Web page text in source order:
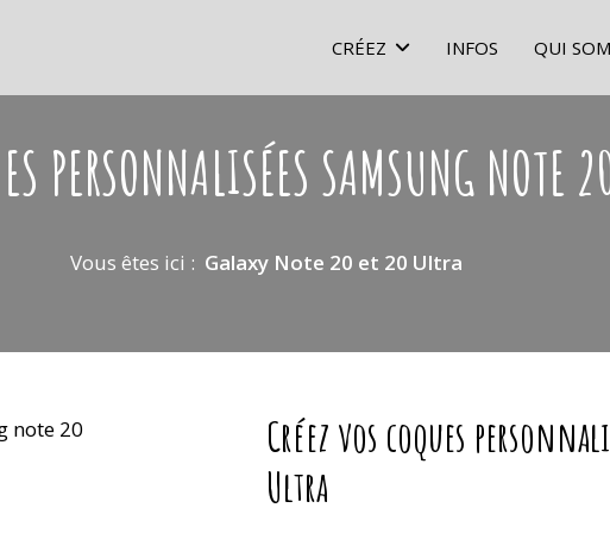
CRÉEZ INFOS QUI
PERSONNALISÉES SAMSUNG NOTE
Vous êtes ici : Galaxy Note 20 et 20 Ultra
Créez vos coques
Ultra